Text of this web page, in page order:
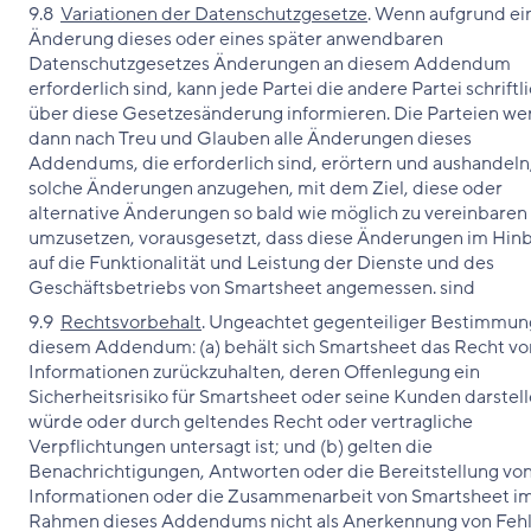
9.8 Variationen der Datenschutzgesetze. Wenn aufgrund
Änderung dieses oder eines später anwendbaren
Datenschutzgesetzes Änderungen an diesem Addendum
erforderlich sind, kann jede Partei die andere Partei
über diese Gesetzesänderung informieren. Die Parteien
dann nach Treu und Glauben alle Änderungen dieses
Addendums, die erforderlich sind, erörtern und
solche Änderungen anzugehen, mit dem Ziel, diese oder
alternative Änderungen so bald wie möglich zu
umzusetzen, vorausgesetzt, dass diese Änderungen im
auf die Funktionalität und Leistung der Dienste und des
Geschäftsbetriebs von Smartsheet angemessen. sind
9.9 Rechtsvorbehalt. Ungeachtet gegenteiliger
diesem Addendum: (a) behält sich Smartsheet das Recht
Informationen zurückzuhalten, deren Offenlegung ein
Sicherheitsrisiko für Smartsheet oder seine Kunden
würde oder durch geltendes Recht oder vertragliche
Verpflichtungen untersagt ist; und (b) gelten die
Benachrichtigungen, Antworten oder die Bereitstellung
Informationen oder die Zusammenarbeit von Smartsheet
Rahmen dieses Addendums nicht als Anerkennung von